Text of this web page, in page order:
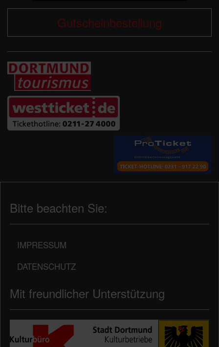
Gutscheinbestellung
Bitte beachten Sie:
IMPRESSUM
DATENSCHUTZ
Mit freundlicher Unterstützung